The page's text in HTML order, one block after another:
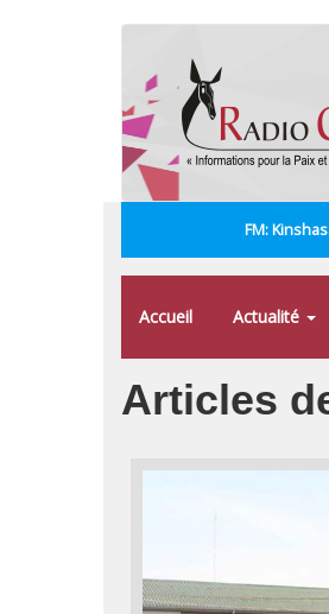
FM:
Accueil Actualité
Articles